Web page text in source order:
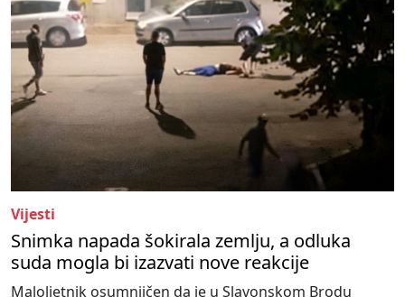
Vijesti
Snimka napada šokirala zemlju, a odluka
suda mogla bi izazvati nove reakcije
Maloljetnik osumnjičen da je u Slavonskom Brodu